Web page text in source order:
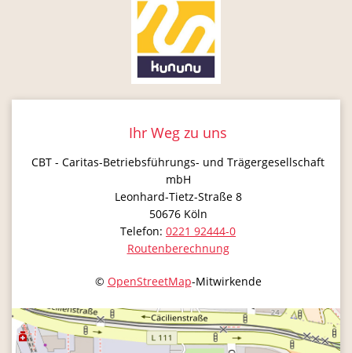
Ihr Weg zu uns
CBT - Caritas-Betriebsführungs- und Trägergesellschaft
mbH
Leonhard-Tietz-Straße 8
50676 Köln
Telefon: 0221 92444-0
Routenberechnung
© OpenStreetMap-Mitwirkende